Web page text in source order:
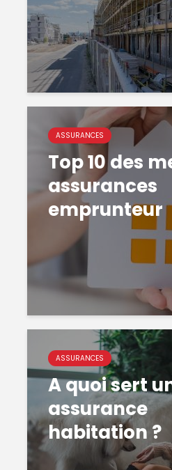
ASSURANCES
Top 10 des
assurances
emprunteur
ASSURANCES
A quoi sert
assurance
habitation ?